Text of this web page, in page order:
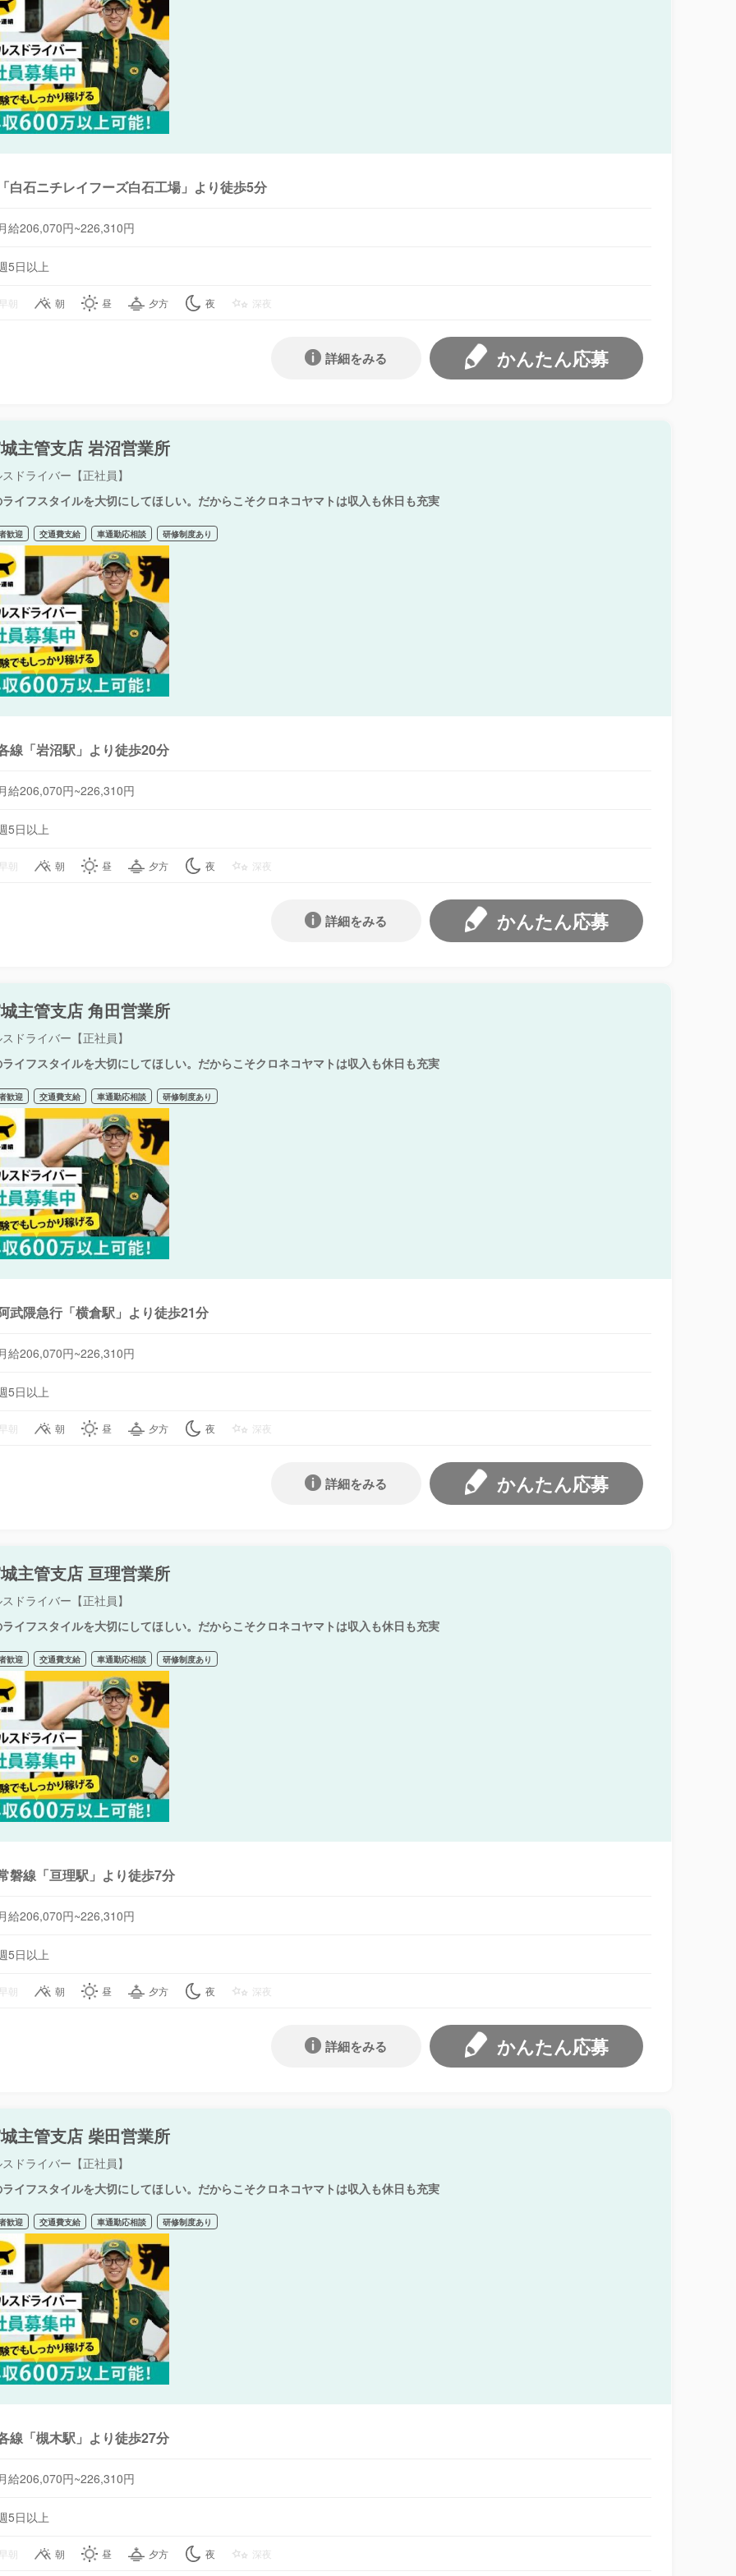
白石ニチレイフーズ白石工場」より徒歩5分
給206,070円~226,310円
5日以上
朝 朝 昼 夕方 夜 深夜
かんたん応募
詳細をみる
主管支店 岩沼営業所
ドライバー【正社員】
イフスタイルを大切にしてほしい。だからこそクロネコヤマトは収入も休日も充実
歓迎 交通費支給 車通勤応相談 研修制度あり
線「岩沼駅」より徒歩20分
給206,070円~226,310円
5日以上
朝 朝 昼 夕方 夜 深夜
かんたん応募
詳細をみる
主管支店 角田営業所
ドライバー【正社員】
イフスタイルを大切にしてほしい。だからこそクロネコヤマトは収入も休日も充実
歓迎 交通費支給 車通勤応相談 研修制度あり
武隈急行「横倉駅」より徒歩21分
給206,070円~226,310円
5日以上
朝 朝 昼 夕方 夜 深夜
かんたん応募
詳細をみる
主管支店 亘理営業所
ドライバー【正社員】
イフスタイルを大切にしてほしい。だからこそクロネコヤマトは収入も休日も充実
歓迎 交通費支給 車通勤応相談 研修制度あり
磐線「亘理駅」より徒歩7分
給206,070円~226,310円
5日以上
朝 朝 昼 夕方 夜 深夜
かんたん応募
詳細をみる
主管支店 柴田営業所
ドライバー【正社員】
イフスタイルを大切にしてほしい。だからこそクロネコヤマトは収入も休日も充実
歓迎 交通費支給 車通勤応相談 研修制度あり
線「槻木駅」より徒歩27分
給206,070円~226,310円
5日以上
朝 朝 昼 夕方 夜 深夜